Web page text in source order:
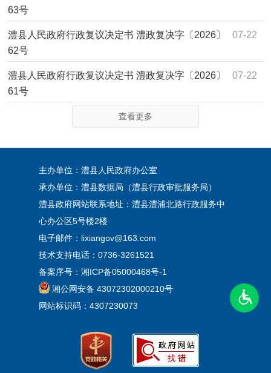
63号
07-22
澧县人民政府行政复议决定书 澧政复决字〔2026〕
62号
07-22
澧县人民政府行政复议决定书 澧政复决字〔2026〕
61号
查看更多
主办单位：澧县人民政府办公室
承办单位：澧县数据局（澧县行政审批服务局）
澧县政府网站联系地址：澧县澧浦北路行政服务中
心办公区5号楼2楼
电子邮件：lixiangov@163.com
技术支持电话：0736-3261521
备案序号： 湘ICP备05000468号-1
湘公网安备 43072302000210号
网站标识码：4307230073